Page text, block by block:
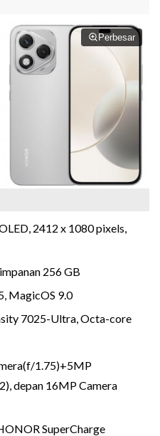
Perbesar
2412 x 1080 pixels,
256 GB
MagicOS 9.0
7025-Ultra, Octa-core
1.75)+5MP
depan 16MP Camera
SuperCharge